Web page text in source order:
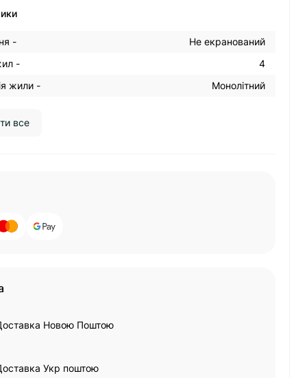
-
Не екранований
-
4
жили -
Монолітний
все
Новою Поштою
Укр поштою